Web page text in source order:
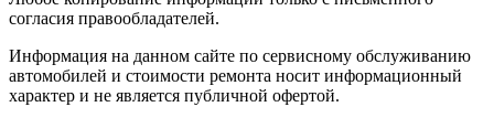
согласия правообладателей.
Информация на данном сайте по сервисному обслуживанию
автомобилей и стоимости ремонта носит информационный
характер и не является публичной офертой.